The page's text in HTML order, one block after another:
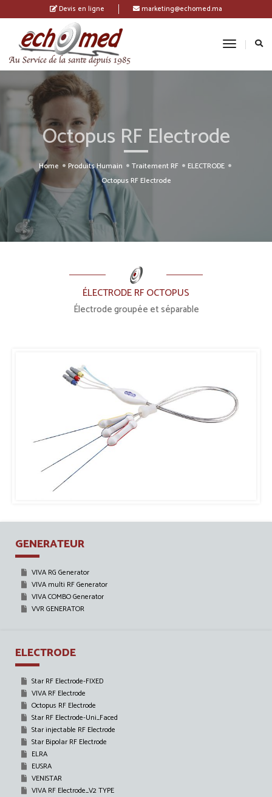
Devis en ligne marketing@echomed.ma
Toggle
Octopus RF Electrode
Home Produits Humain Traitement RF
ELECTRODE
Octopus RF Electrode
ÉLECTRODE RF OCTOPUS
Électrode groupée et séparable
GENERATEUR
VIVA RG Generator
VIVA multi RF Generator
VIVA COMBO Generator
VVR GENERATOR
ELECTRODE
Star RF Electrode-FIXED
VIVA RF Electrode
Octopus RF Electrode
Star RF Electrode-Uni_Faced
Star injectable RF Electrode
Star Bipolar RF Electrode
ELRA
EUSRA
VENISTAR
VIVA RF Electrode_V2 TYPE